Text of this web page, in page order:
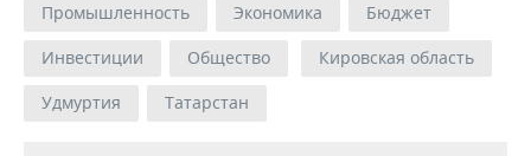
Промышленность Экономика
Бюджет
Инвестиции
Общество
Кировская область
Удмуртия
Татарстан